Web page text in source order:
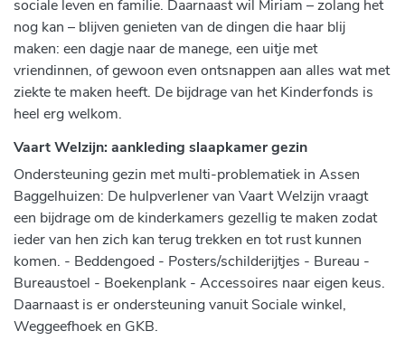
sociale leven en familie. Daarnaast wil Miriam – zolang het
nog kan – blijven genieten van de dingen die haar blij
maken: een dagje naar de manege, een uitje met
vriendinnen, of gewoon even ontsnappen aan alles wat met
ziekte te maken heeft. De bijdrage van het Kinderfonds is
heel erg welkom.
Vaart Welzijn: aankleding slaapkamer gezin
Ondersteuning gezin met multi-problematiek in Assen
Baggelhuizen: De hulpverlener van Vaart Welzijn vraagt
een bijdrage om de kinderkamers gezellig te maken zodat
ieder van hen zich kan terug trekken en tot rust kunnen
komen. - Beddengoed - Posters/schilderijtjes - Bureau -
Bureaustoel - Boekenplank - Accessoires naar eigen keus.
Daarnaast is er ondersteuning vanuit Sociale winkel,
Weggeefhoek en GKB.